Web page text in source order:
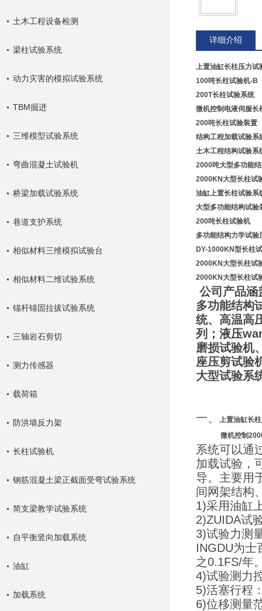
土木工程设备检测
梁柱试验系统
动力灾害的模拟试验系统
TBM掘进
三维模型试验系统
弯曲混凝土试验机
桥梁加载试验系统
巷道支护系统
相似材料三维模拟试验台
相似材料二维试验系统
锚杆锚固拉拔试验系统
三轴岩石剪切
测力传感器
载荷箱
防洪墙反力架
长柱试验机
钢筋混凝土梁正截面受弯试验系统
简支梁教学试验系统
自平衡竖向加载系统
油缸
加载系统
详细介绍
上置油缸长柱压力试
100吨长柱试验机-B
200T长柱试验系统
微机控制电液伺服长
200吨长柱试验装置
结构工程加载试验系
土木工程结构试验系
2000吨大型多功能
2000KN大型长柱试
油缸上置长柱试验系
大型多功能结构试验
200吨长柱试验机
多功能结构力学试验
DY-1000KN型长柱
2000KN大型长柱试
2000KN大型长柱试
公司产品涵
多功能结构
统、高温高
列；液压
磨损试验机
座压剪试验
大型试验
一、 上置油缸长
微机控制
系统可以通
加载试验，
导。主要用
间网架结构
1)采用油缸
2)ZUIDA试
3)试验力测
INGDU为士
之0.1FS/年
4)试验测力
5)活塞行程
6)位移测量